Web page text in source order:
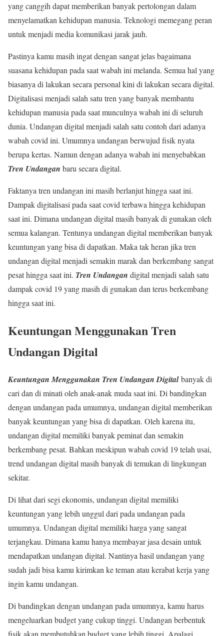
yang canggih dapat memberikan banyak pertolongan dalam
menyelamatkan kehidupan manusia. Teknologi memegang peran
untuk menjadi media komunikasi jarak jauh.
Pastinya kamu masih ingat dengan sangat jelas bagaimana
suasana kehidupan pada saat wabah ini melanda. Semua hal yang
biasanya di lakukan secara personal kini di lakukan secara digital.
Digitalisasi menjadi salah satu tren yang banyak membantu
kehidupan manusia pada saat munculnya wabah ini di seluruh
dunia. Undangan digital menjadi salah satu contoh dari adanya
wabah covid ini. Umumnya undangan berwujud fisik nyata
berupa kertas. Namun dengan adanya wabah ini menyebabkan
Tren Undangan baru secara digital.
Faktanya tren undangan ini masih berlanjut hingga saat ini.
Dampak digitalisasi pada saat covid terbawa hingga kehidupan
saat ini. Dimana undangan digital masih banyak di gunakan oleh
semua kalangan. Tentunya undangan digital memberikan banyak
keuntungan yang bisa di dapatkan. Maka tak heran jika tren
undangan digital menjadi semakin marak dan berkembang sangat
pesat hingga saat ini. Tren Undangan digital menjadi salah satu
dampak covid 19 yang masih di gunakan dan terus berkembang
hingga saat ini.
Keuntungan Menggunakan Tren
Undangan Digital
Keuntungan Menggunakan Tren Undangan Digitalbanyak di
cari dan di minati oleh anak-anak muda saat ini. Di bandingkan
dengan undangan pada umumnya, undangan digital memberikan
banyak keuntungan yang bisa di dapatkan. Oleh karena itu,
undangan digital memiliki banyak peminat dan semakin
berkembang pesat. Bahkan meskipun wabah covid 19 telah usai,
trend undangan digital masih banyak di temukan di lingkungan
sekitar.
Di lihat dari segi ekonomis, undangan digital memiliki
keuntungan yang lebih unggul dari pada undangan pada
umumnya. Undangan digital memiliki harga yang sangat
terjangkau. Dimana kamu hanya membayar jasa desain untuk
mendapatkan undangan digital. Nantinya hasil undangan yang
sudah jadi bisa kamu kirimkan ke teman atau kerabat kerja yang
ingin kamu undangan.
Di bandingkan dengan undangan pada umumnya, kamu harus
mengeluarkan budget yang cukup tinggi. Undangan berbentuk
fisik akan membutuhkan budget yang lebih tinggi. Apalagi